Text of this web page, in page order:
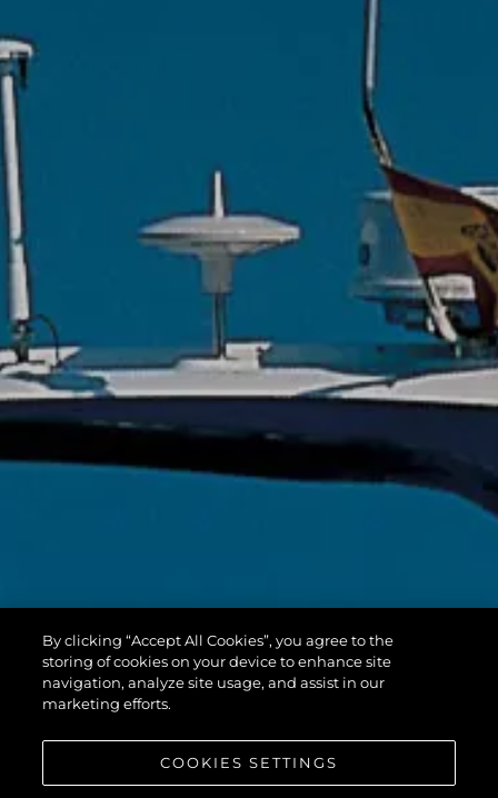
By clicking “Accept All Cookies”, you agree to the
storing of cookies on your device to enhance site
navigation, analyze site usage, and assist in our
marketing efforts.
COOKIES SETTINGS